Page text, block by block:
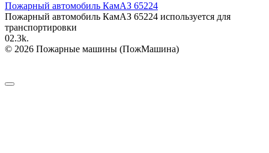
Пожарный автомобиль КамАЗ 65224
Пожарный автомобиль КамАЗ 65224 используется для
транспортировки
02.3k.
© 2026 Пожарные машины (ПожМашина)